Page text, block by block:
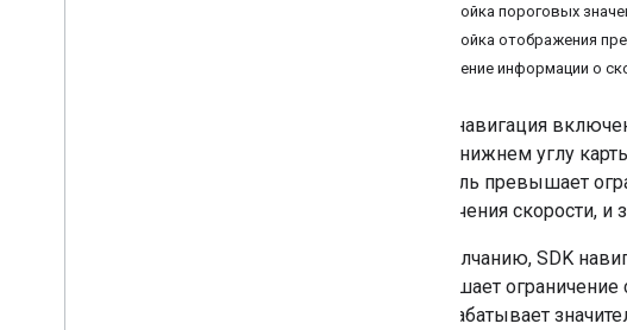
Настройка пороговых
Настройка отображения
Получение информации о
Когда навигация
левом нижнем углу
водитель превышает
ограничения скорости,
По умолчанию, SDK
превышает
Оно срабатывает